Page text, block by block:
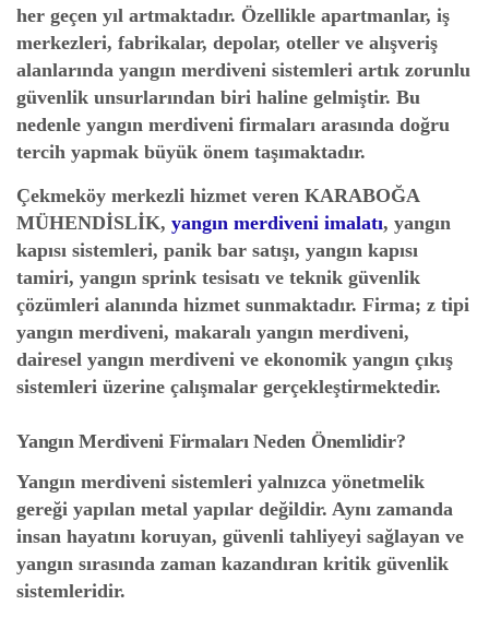
her geçen yıl artmaktadır. Özellikle apartmanlar, iş
merkezleri, fabrikalar, depolar, oteller ve alışveriş
alanlarında yangın merdiveni sistemleri artık zorunlu
güvenlik unsurlarından biri haline gelmiştir. Bu
nedenle yangın merdiveni firmaları arasında doğru
tercih yapmak büyük önem taşımaktadır.
Çekmeköy merkezli hizmet veren KARABOĞA
MÜHENDİSLİK, yangın merdiveni imalatı, yangın
kapısı sistemleri, panik bar satışı, yangın kapısı
tamiri, yangın sprink tesisatı ve teknik güvenlik
çözümleri alanında hizmet sunmaktadır. Firma; z tipi
yangın merdiveni, makaralı yangın merdiveni,
dairesel yangın merdiveni ve ekonomik yangın çıkış
sistemleri üzerine çalışmalar gerçekleştirmektedir.
Yangın Merdiveni Firmaları Neden Önemlidir?
Yangın merdiveni sistemleri yalnızca yönetmelik
gereği yapılan metal yapılar değildir. Aynı zamanda
insan hayatını koruyan, güvenli tahliyeyi sağlayan ve
yangın sırasında zaman kazandıran kritik güvenlik
sistemleridir.